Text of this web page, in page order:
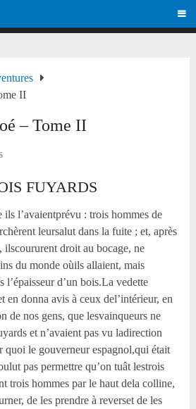
II
– Tome II
FUYARDS
l’avaientprévu : trois hommes de
leursalut dans la fuite ; et, après
ilscoururent droit au bocage, ne
du monde oùils allaient, mais
l’épaisseur d’un bois.La vedette
en donna avis à ceux del’intérieur, en
de nos gens, que lesvainqueurs ne
et n’avaient pas vu ladirection
quoi le gouverneur espagnol,qui était
pas permettre qu’on tuât lestrois
trois hommes par le haut dela colline,
de les prendre à reverset de les